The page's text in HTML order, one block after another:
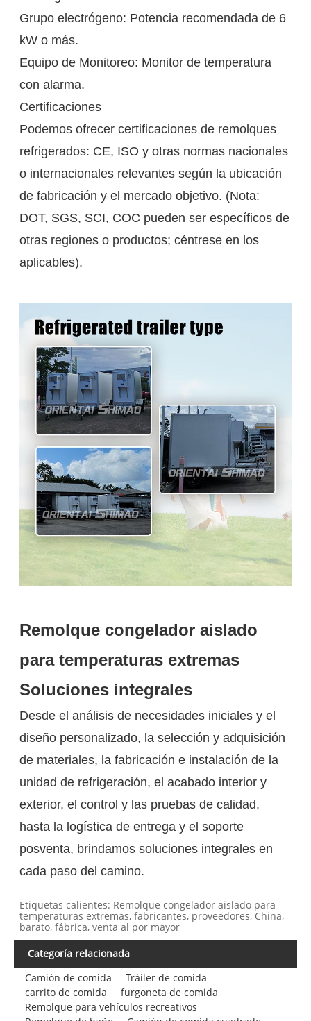
Grupo electrógeno: Potencia recomendada de 6
kW o más.
Equipo de Monitoreo: Monitor de temperatura
con alarma.
Certificaciones
Podemos ofrecer certificaciones de remolques
refrigerados: CE, ISO y otras normas nacionales
o internacionales relevantes según la ubicación
de fabricación y el mercado objetivo. (Nota:
DOT, SGS, SCI, COC pueden ser específicos de
otras regiones o productos; céntrese en los
aplicables).
Remolque congelador aislado
para temperaturas extremas
Soluciones integrales
Desde el análisis de necesidades iniciales y el
diseño personalizado, la selección y adquisición
de materiales, la fabricación e instalación de la
unidad de refrigeración, el acabado interior y
exterior, el control y las pruebas de calidad,
hasta la logística de entrega y el soporte
posventa, brindamos soluciones integrales en
cada paso del camino.
Etiquetas calientes: Remolque congelador aislado para
temperaturas extremas, fabricantes, proveedores, China,
barato, fábrica, venta al por mayor
Categoría relacionada
Camión de comida
Tráiler de comida
carrito de comida
furgoneta de comida
Remolque para vehículos recreativos